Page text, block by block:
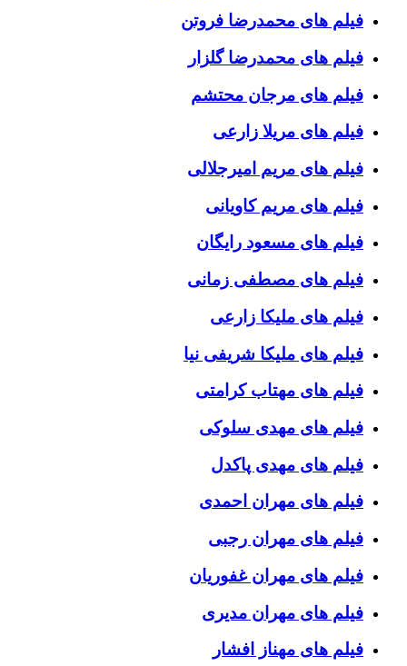
فیلم های محمدرضا فروتن
فیلم های محمدرضا گلزار
فیلم های مرجان محتشم
فیلم های مریلا زارعی
فیلم های مریم امیرجلالی
فیلم های مریم کاویانی
فیلم های مسعود رایگان
فیلم های مصطفی زمانی
فیلم های ملیکا زارعی
فیلم های ملیکا شریفی نیا
فیلم های مهتاب کرامتی
فیلم های مهدی سلوکی
فیلم های مهدی پاکدل
فیلم های مهران احمدی
فیلم های مهران رجبی
فیلم های مهران غفوریان
فیلم های مهران مدیری
فیلم های مهناز افشار